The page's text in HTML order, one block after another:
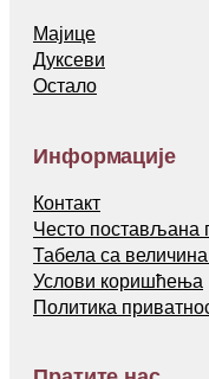
Мајице
Дуксеви
Остало
Информације
Контакт
Често постављана
Табела са
Услови коришћења
Политика